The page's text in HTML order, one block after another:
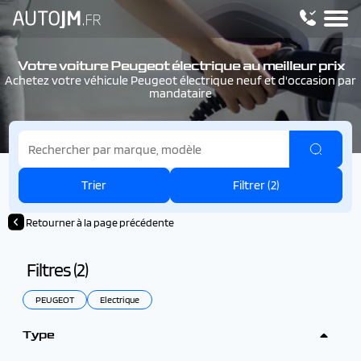
Votre voiture Peugeot électrique au meilleur prix
Achetez votre véhicule Peugeot électrique neuf et d'occasion par
mandataire
Trier Filtrer (2)
Retourner à la page précédente
Filtres (2)
PEUGEOT Electrique
Type